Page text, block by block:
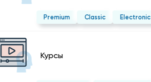
Premium Classic Electronic
Курсы